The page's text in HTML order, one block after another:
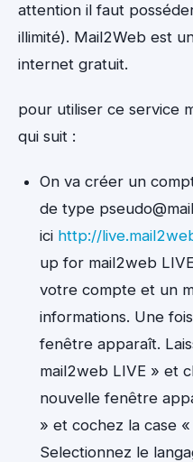
attention il faut
illimité). Mail2Web est
internet gratuit.
pour utiliser ce service
qui suit :
On va créer un
de type
ici http://
up for mail2web
votre compte et un
informations. Une
fenêtre apparaît.
mail2web LIVE » et
nouvelle fenêtre
» et cochez la case
Selectionnez le